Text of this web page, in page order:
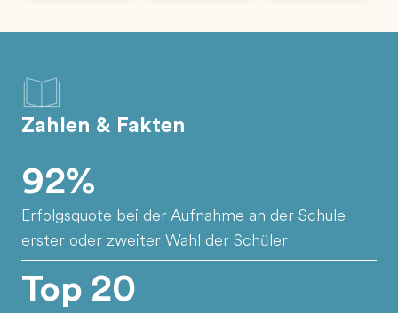
Zahlen & Fakten
92%
Erfolgsquote bei der Aufnahme an der Schule
erster oder zweiter Wahl der Schüler
Top 20